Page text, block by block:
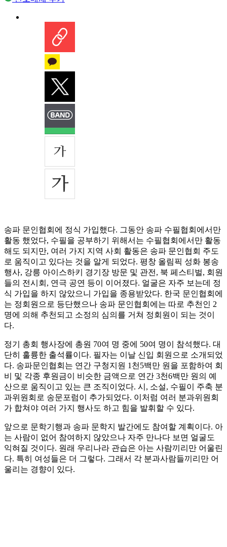
송파 문인협회에 정식 가입했다. 그동안 송파 수필협회에서만
활동 했었다, 수필을 공부하기 위해서는 수필협회에서만 활동
해도 되지만, 여러 가지 지역 사회 활동은 송파 문인협회 주도
로 움직이고 있다는 것을 알게 되었다. 평창 올림픽 성화 봉송
행사, 강릉 아이스하키 경기장 방문 및 관전, 북 페스티벌, 회원
들의 전시회, 연극 공연 등이 이어졌다. 얼굴은 자주 보는데 정
식 가입을 하지 않았으니 가입을 종용받았다. 한국 문인협회에
는 정회원으로 등단했으나 송파 문인협회에는 따로 추천인 2
명에 의해 추천되고 소정의 심의를 거쳐 정회원이 되는 것이
다.
정기 총회 행사장에 총원 70여 명 중에 50여 명이 참석했다. 대
단히 훌륭한 출석률이다. 필자는 이날 신입 회원으로 소개되었
다. 송파문인협회는 연간 구청지원 1천5백만 원을 포함하여 회
비 및 각종 후원금이 비슷한 금액으로 연간 3천6백만 원의 예
산으로 움직이고 있는 큰 조직이었다. 시, 소설, 수필이 주축 분
과위원회로 송문포럼이 추가되었다. 이처럼 여러 분과위원회
가 합쳐야 여러 가지 행사도 하고 힘을 발휘할 수 있다.
앞으로 문학기행과 송파 문학지 발간에도 참여할 계획이다. 아
는 사람이 없어 참여하지 않았으나 자주 만나다 보면 얼굴도
익혀질 것이다. 원래 우리나라 관습은 아는 사람끼리만 어울린
다. 특히 여성들은 더 그렇다. 그래서 각 분과사람들끼리만 어
울리는 경향이 있다.